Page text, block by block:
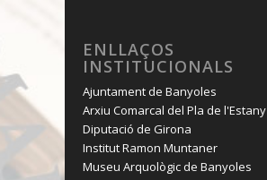
ENLLAÇOS
INSTITUCIONALS
Ajuntament de Banyoles
Arxiu Comarcal del Pla de l'Estany
Diputació de Girona
Institut Ramon Muntaner
Museu Arquològic de Banyoles